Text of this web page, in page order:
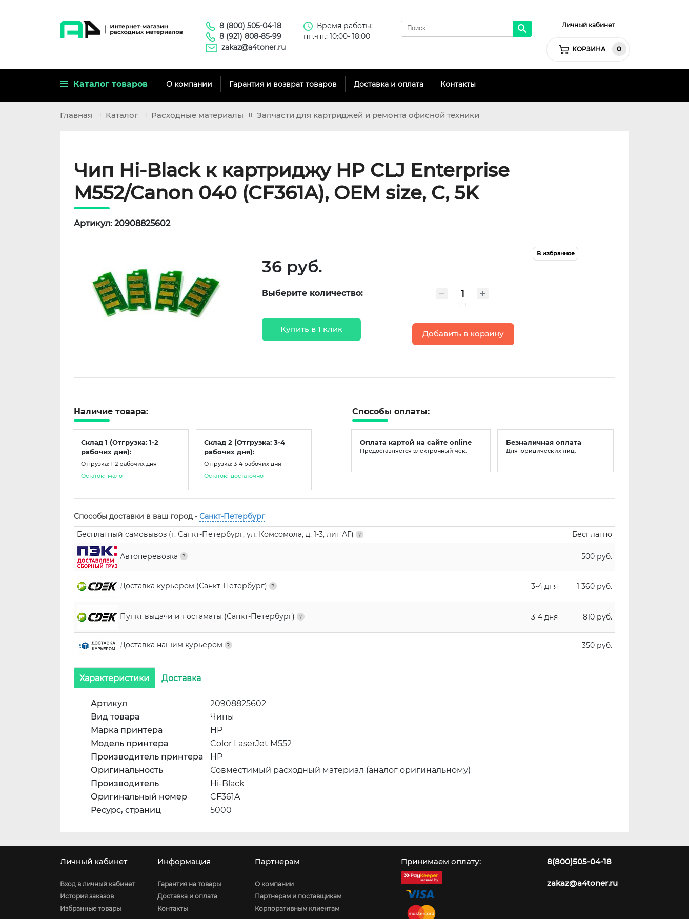
8 (800) 505-04-18
8 (921) 808-85-99
zakaz@a4toner.ru
Время работы:
пн.-пт.: 10:00- 18:00
Личный кабинет
КОРЗИНА 0
Каталог товаров О компании Гарантия и возврат товаров Доставка и оплата Контакты
Главная Каталог Расходные материалы Запчасти для картриджей и ремонта офисной техники
Чип Hi-Black к картриджу HP CLJ Enterprise
M552/Canon 040 (CF361A), OEM size, C, 5K
Артикул: 20908825602
36 руб.
Выберите количество:
шт
Купить в 1 клик
Добавить в корзину
В избранное
Наличие товара:
Склад 1 (Отгрузка: 1-2
рабочих дня):
Отгрузка: 1-2 рабочих дня
Остаток: мало
Склад 2 (Отгрузка: 3-4
рабочих дня):
Отгрузка: 3-4 рабочих дня
Остаток: достаточно
Способы оплаты:
Оплата картой на сайте online
Предоставляется электронный чек.
Безналичная оплата
Для юридических лиц.
Способы доставки в ваш город - Санкт-Петербург
Бесплатный самовывоз (г. Санкт-Петербург, ул. Комсомола, д. 1-3, лит АГ)
Бесплатно
Автоперевозка 500 руб.
Доставка курьером (Санкт-Петербург) 3-4 дня 1 360 руб.
Пункт выдачи и постаматы (Санкт-Петербург) 3-4 дня 810 руб.
Доставка нашим курьером 350 руб.
Характеристики Доставка
Артикул
20908825602
Вид товара
Чипы
Марка принтера
HP
Модель принтера
Color LaserJet M552
Производитель принтера
HP
Оригинальность
Совместимый расходный материал (аналог оригинальному)
Производитель
Hi-Black
Оригинальный номер
CF361A
Ресурс, страниц
5000
Личный кабинет
Вход в личный кабинет
История заказов
Избранные товары
Информация
Гарантия на товары
Доставка и оплата
Контакты
Партнерам
О компании
Партнерам и поставщикам
Корпоративным клиентам
Принимаем оплату: 8(800)505-04-18
zakaz@a4toner.ru